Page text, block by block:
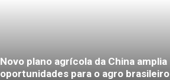
Novo plano agrícola da China amplia
oportunidades para o agro brasileiro